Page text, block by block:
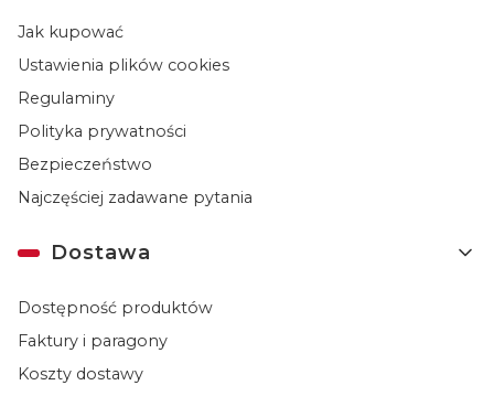
Jak kupować
Ustawienia plików cookies
Regulaminy
Polityka prywatności
Bezpieczeństwo
Najczęściej zadawane pytania
Dostawa
Dostępność produktów
Faktury i paragony
Koszty dostawy